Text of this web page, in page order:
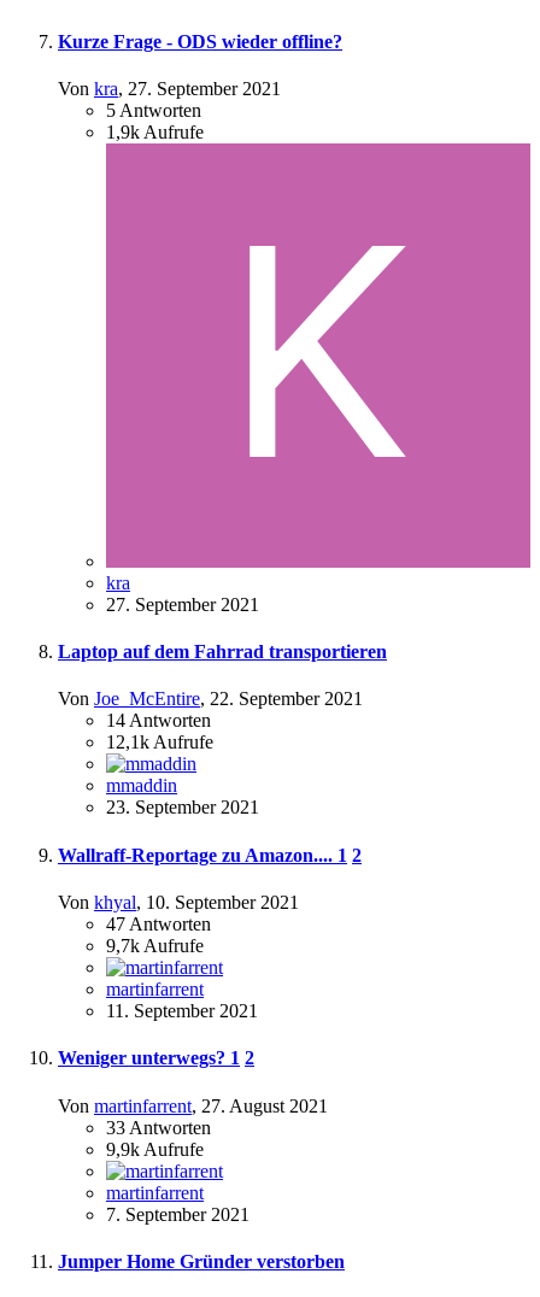
Kurze Frage - ODS wieder offline?
Von kra, 27. September 2021
5 Antworten
1,9k Aufrufe
kra
27. September 2021
Laptop auf dem Fahrrad transportieren
Von Joe_McEntire, 22. September 2021
14Antworten
12,1kAufrufe
mmaddin
23. September 2021
Wallraff-Reportage zu Amazon.... 1 2
Von khyal, 10. September 2021
47 Antworten
9,7k Aufrufe
martinfarrent
11. September 2021
Weniger unterwegs? 1 2
Von martinfarrent, 27. August 2021
33 Antworten
9,9k Aufrufe
martinfarrent
7. September 2021
Jumper Home Gründer verstorben